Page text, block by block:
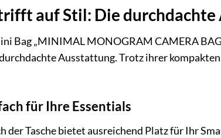
auf Stil: Die durchdachte
Bag „MINIMAL MONOGRAM CAMERA
Ausstattung. Trotz ihrer
für Ihre Essentials
der Tasche bietet ausreichend Platz für Ihr